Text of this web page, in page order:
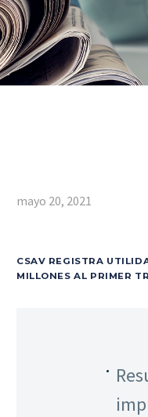
mayo 20, 2021
CSAV REGISTRA
MILLONES AL PRIMER